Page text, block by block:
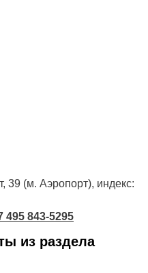
39 (м. Аэропорт), индекс:
495 843-5295
из раздела